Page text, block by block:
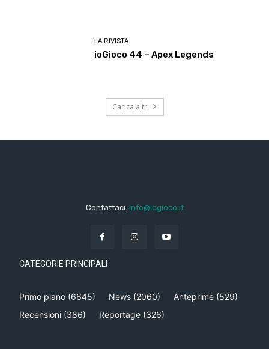
LA RIVISTA
ioGioco 44 – Apex Legends
Carica altri
Contattaci: info@iogioco.it
CATEGORIE PRINCIPALI
Primo piano (6645) News (2060) Anteprime (529)
Recensioni (386) Reportage (326)